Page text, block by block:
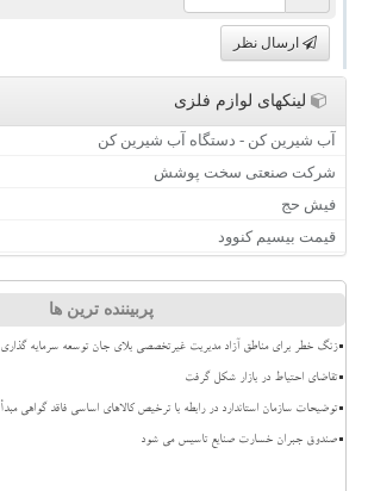
ارسال نظر
لینکهای لوازم فلزی
آب شیرین کن - دستگاه آب شیرین کن
شرکت صنعتی سخت پوشش
فیش حج
قیمت بیسیم کنوود
پربیننده ترین ها
زنگ خطر برای مناطق آزاد مدیریت غیرتخصصی بلای جان توسعه سرمایه گذاری
تقاضای احتیاط در بازار شکل گرفت
توضیحات سازمان استاندارد در رابطه با ترخیص کالاهای اساسی فاقد گواهی مبدأ
صندوق جبران خسارت صنایع تاسیس می شود